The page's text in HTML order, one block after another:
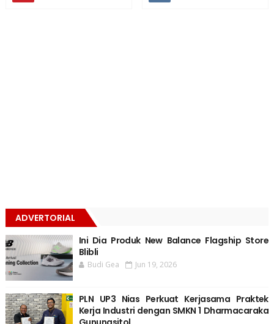
ADVERTORIAL
Ini Dia Produk New Balance Flagship Store
Blibli
Budi Gea Jun 19, 2026
PLN UP3 Nias Perkuat Kerjasama Praktek
Kerja Industri dengan SMKN 1 Dharmacaraka